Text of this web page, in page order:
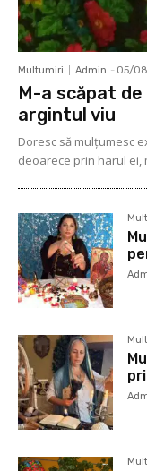
Multumiri Admin - 05/
M-a scăpat
argintul viu
Doresc să mulţumesc
deoarece prin harul ei,